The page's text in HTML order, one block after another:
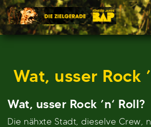
Skip
to
content
Wat, usser Rock
Wat, usser Rock ’n‘ Roll?
Die nähxte Stadt, dieselve Crew,